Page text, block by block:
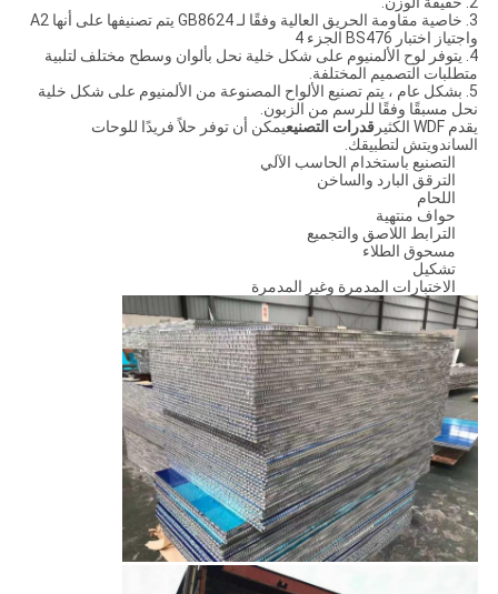
3. خاصية مقاومة الحريق العالية وفقًا لـ GB8624 يتم تصنيفها على أنها A2
واجتياز اختبار BS476 الجزء 4
4. يتوفر لوح الألمنيوم على شكل خلية نحل بألوان وسطح مختلف لتلبية
متطلبات التصميم المختلفة.
5. بشكل عام ، يتم تصنيع الألواح المصنوعة من الألمنيوم على شكل خلية
نحل مسبقًا وفقًا للرسم من الزبون.
يقدم WDF الكثير
قدرات التصنيعيمكن أن توفر حلاً فريدًا للوحات
الساندويتش لتطبيقك.
التصنيع باستخدام الحاسب الآلي
الترقق البارد والساخن
اللحام
حواف منتهية
الترابط اللاصق والتجميع
مسحوق الطلاء
تشكيل
الاختبارات المدمرة وغير المدمرة